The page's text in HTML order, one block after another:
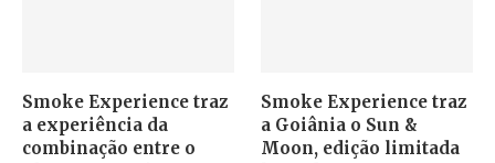
Smoke Experience traz
a experiência da
combinação entre o
Smoke Experience traz
a Goiânia o Sun &
Moon, edição limitada